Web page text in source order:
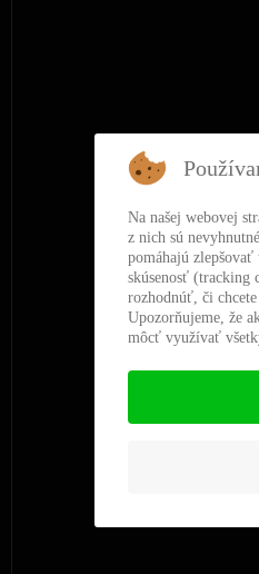
Na našej webovej
z nich sú
pomáhajú
skúsenosť (tracking
rozhodnúť, či
Upozorňujeme, že
môcť využívať